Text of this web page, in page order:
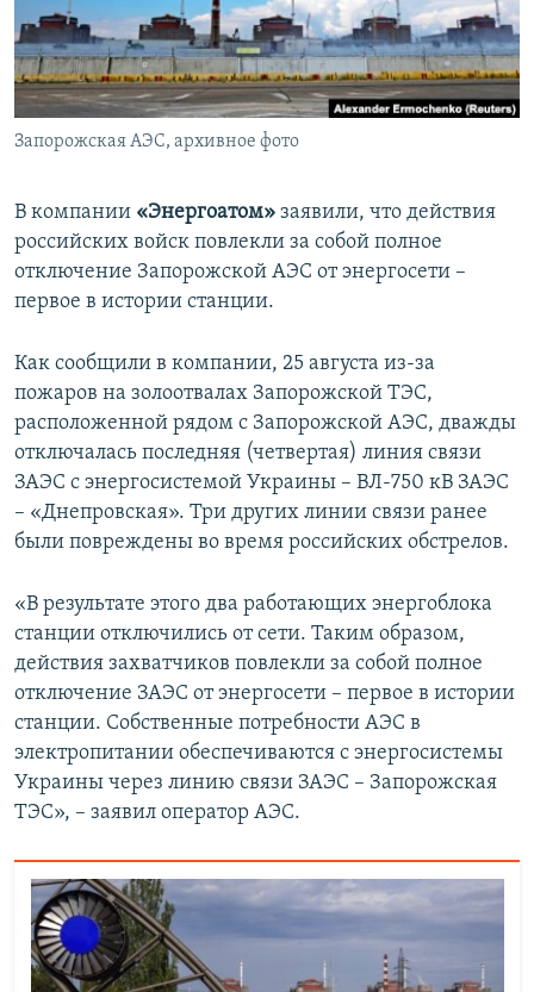
ПОБЕДИТЕЛЕЙ НЕ СУДЯТ?
КРЫМ.НЕПОКОРЕННЫЙ
ELIFBE
УКРАИНСКАЯ ПРОБЛЕМА КРЫМА
ПРИСОЕДИНЯЙТЕСЬ!
Запорожская АЭС, архивное фото
В компании «Энергоатом» заявили, что действия
российских войск повлекли за собой полное
отключение Запорожской АЭС от энергосети –
первое в истории станции.
Как сообщили в компании, 25 августа из-за
пожаров на золоотвалах Запорожской ТЭС,
расположенной рядом с Запорожской АЭС, дважды
отключалась последняя (четвертая) линия связи
ЗАЭС с энергосистемой Украины – ВЛ-750 кВ ЗАЭС
– «Днепровская». Три других линии связи ранее
были повреждены во время российских обстрелов.
«В результате этого два работающих энергоблока
станции отключились от сети. Таким образом,
действия захватчиков повлекли за собой полное
отключение ЗАЭС от энергосети – первое в истории
станции. Собственные потребности АЭС в
электропитании обеспечиваются с энергосистемы
Украины через линию связи ЗАЭС – Запорожская
ТЭС», – заявил оператор АЭС.